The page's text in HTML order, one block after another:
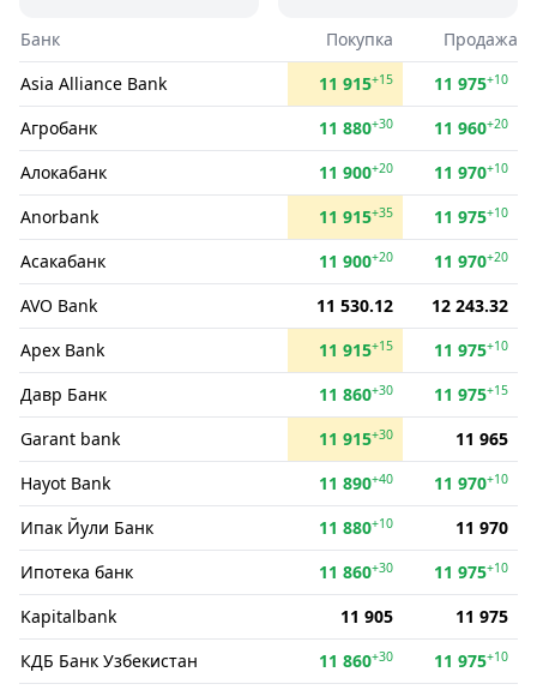
Банк Покупка
Продажа
Asia Alliance Bank
11 915+15 11 975+10
Агробанк 11 880+30 11 960+20
Алокабанк 11 900+20 11 970+10
Anorbank 11 915+35 11 975+10
Асакабанк 11 900+20 11 970+20
AVO Bank 11 530.12
12 243.32
Apex Bank
11 915+15 11 975+10
Давр Банк 11 860+30 11 975+15
Garant bank 11 915+30
11 965
Hayot Bank
11 890+40 11 970+10
Ипак Йули Банк 11 880+10
11 970
Ипотека банк
11 860+30 11 975+10
Kapitalbank 11 905
11 975
КДБ Банк Узбекистан
11 860+30 11 975+10